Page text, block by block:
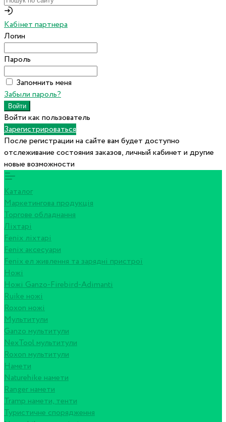
Кабінет партнера
Логин
Пароль
Запомнить меня
Забыли пароль?
Войти как пользователь
Зарегистрироваться
После регистрации на сайте вам будет доступно
отслеживание состояния заказов, личный кабинет и другие
новые возможности
Каталог
Маркетингова продукція
Торгове обладнання
Ліхтарі
Fenix ліхтарі
Fenix аксесуари
Fenix ел живлення та зарядні пристрої
Ножі
Ножі Ganzo-Firebird-Adimanti
Ruike ножі
Roxon ножi
Мультитули
Ganzo мультитули
NexTool мультитули
Roxon мультитули
Намети
Naturehike намети
Ranger намети
Tramp намети, тенти
Туристичне спорядження